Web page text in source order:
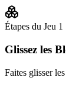
Étapes du Jeu 1
Glissez les
Faites glisser